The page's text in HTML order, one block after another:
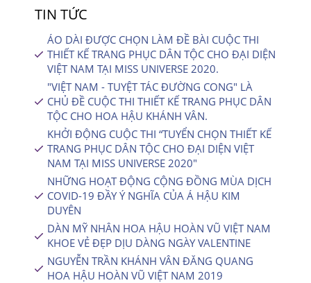
TIN TỨC
ÁO DÀI ĐƯỢC CHỌN LÀM ĐỀ BÀI CUỘC THI
THIẾT KẾ TRANG PHỤC DÂN TỘC CHO ĐẠI DIỆN
VIỆT NAM TẠI MISS UNIVERSE 2020.
"VIỆT NAM - TUYỆT TÁC ĐƯỜNG CONG" LÀ
CHỦ ĐỀ CUỘC THI THIẾT KẾ TRANG PHỤC DÂN
TỘC CHO HOA HẬU KHÁNH VÂN.
KHỞI ĐỘNG CUỘC THI “TUYỂN CHỌN THIẾT KẾ
TRANG PHỤC DÂN TỘC CHO ĐẠI DIỆN VIỆT
NAM TẠI MISS UNIVERSE 2020″
NHỮNG HOẠT ĐỘNG CỘNG ĐỒNG MÙA DỊCH
COVID-19 ĐẦY Ý NGHĨA CỦA Á HẬU KIM
DUYÊN
DÀN MỸ NHÂN HOA HẬU HOÀN VŨ VIỆT NAM
KHOE VẺ ĐẸP DỊU DÀNG NGÀY VALENTINE
NGUYỄN TRẦN KHÁNH VÂN ĐĂNG QUANG
HOA HẬU HOÀN VŨ VIỆT NAM 2019